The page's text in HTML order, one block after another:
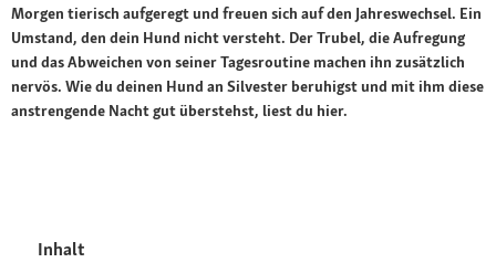
Morgen tierisch aufgeregt und freuen sich auf den Jahreswechsel. Ein
Umstand, den dein Hund nicht versteht. Der Trubel, die Aufregung
und das Abweichen von seiner Tagesroutine machen ihn zusätzlich
nervös. Wie du deinen Hund an Silvester beruhigst und mit ihm diese
anstrengende Nacht gut überstehst, liest du hier.
Inhalt